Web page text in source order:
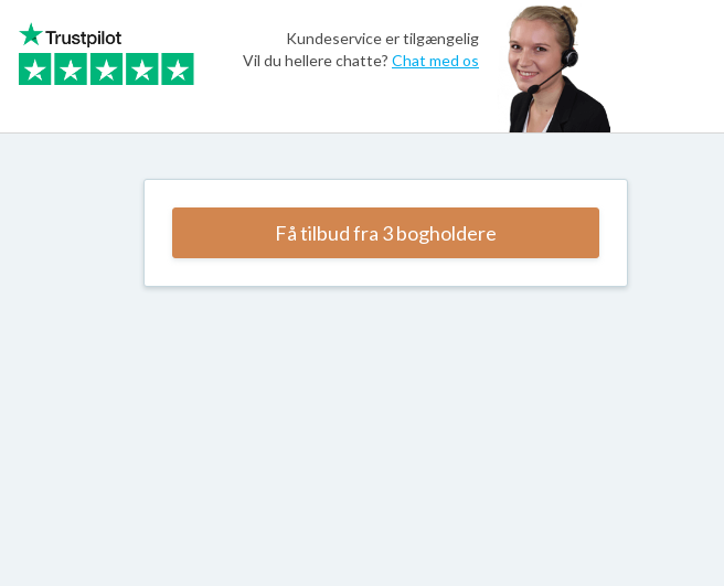
Kundeservice er tilgængelig
Vil du hellere chatte? Chat med os
Få tilbud fra 3 bogholdere